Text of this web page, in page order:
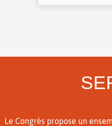
Le Congrès propose un